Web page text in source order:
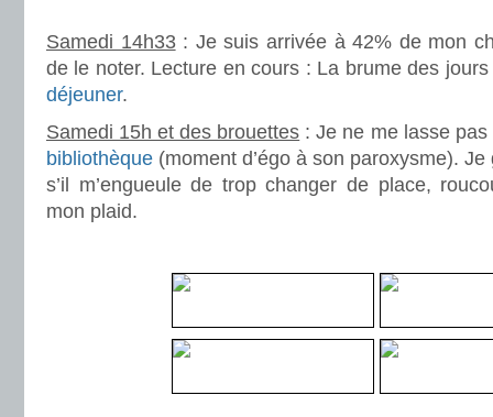
Samedi 14h33: Je suis arrivée à 42% de mon
de le noter. Lecture en cours : La brume des
déjeuner.
Samedi 15h et des brouettes : Je ne me lasse
bibliothèque (moment d’égo à son paroxysme).
s’il m’engueule de trop changer de place,
mon plaid.